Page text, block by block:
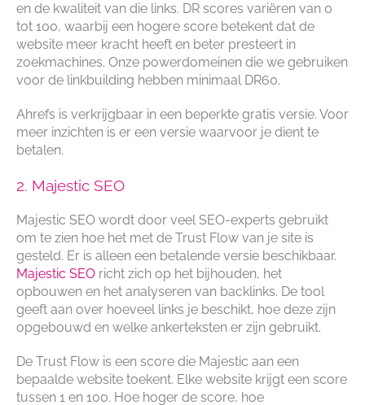
en de kwaliteit van die links. DR scores variëren van 0
tot 100, waarbij een hogere score betekent dat de
website meer kracht heeft en beter presteert in
zoekmachines. Onze powerdomeinen die we gebruiken
voor de linkbuilding hebben minimaal DR60.
Ahrefs is verkrijgbaar in een beperkte gratis versie. Voor
meer inzichten is er een versie waarvoor je dient te
betalen.
2. Majestic SEO
Majestic SEO wordt door veel SEO-experts gebruikt
om te zien hoe het met de Trust Flow van je site is
gesteld. Er is alleen een betalende versie beschikbaar.
Majestic SEO richt zich op het bijhouden, het
opbouwen en het analyseren van backlinks. De tool
geeft aan over hoeveel links je beschikt, hoe deze zijn
opgebouwd en welke ankerteksten er zijn gebruikt.
De Trust Flow is een score die Majestic aan een
bepaalde website toekent. Elke website krijgt een score
tussen 1 en 100. Hoe hoger de score, hoe